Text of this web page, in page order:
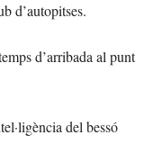
d’autopitses.
d’arribada al punt
del bessó